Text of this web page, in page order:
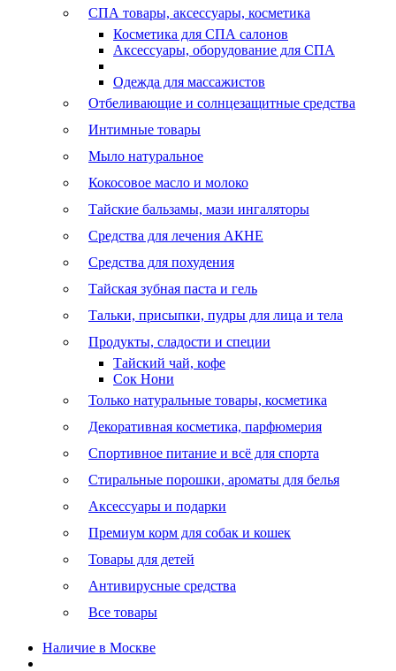
СПА товары, аксессуары, косметика
Косметика для СПА салонов
Аксессуары, оборудование для СПА
Одежда для массажистов
Отбеливающие и солнцезащитные средства
Интимные товары
Мыло натуральное
Кокосовое масло и молоко
Тайские бальзамы, мази ингаляторы
Средства для лечения АКНЕ
Средства для похудения
Тайская зубная паста и гель
Тальки, присыпки, пудры для лица и тела
Продукты, сладости и специи
Тайский чай, кофе
Сок Нони
Только натуральные товары, косметика
Декоративная косметика, парфюмерия
Спортивное питание и всё для спорта
Стиральные порошки, ароматы для белья
Аксессуары и подарки
Премиум корм для собак и кошек
Товары для детей
Антивирусные средства
Все товары
Наличие в Москве